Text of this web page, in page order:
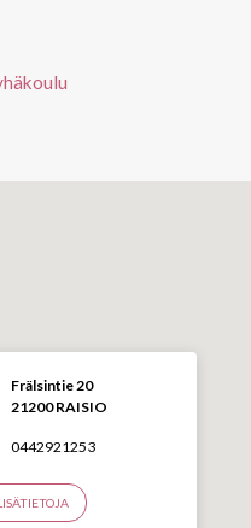
Frälsintie 20
21200 RAISIO
0442921253